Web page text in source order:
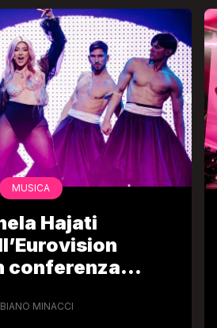
MUSICA
Hajati
conferenza
MINACCI